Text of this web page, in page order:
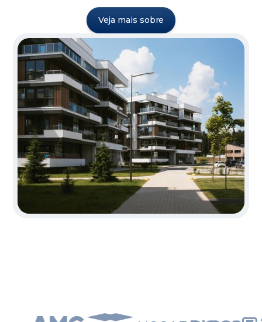
Veja mais sobre